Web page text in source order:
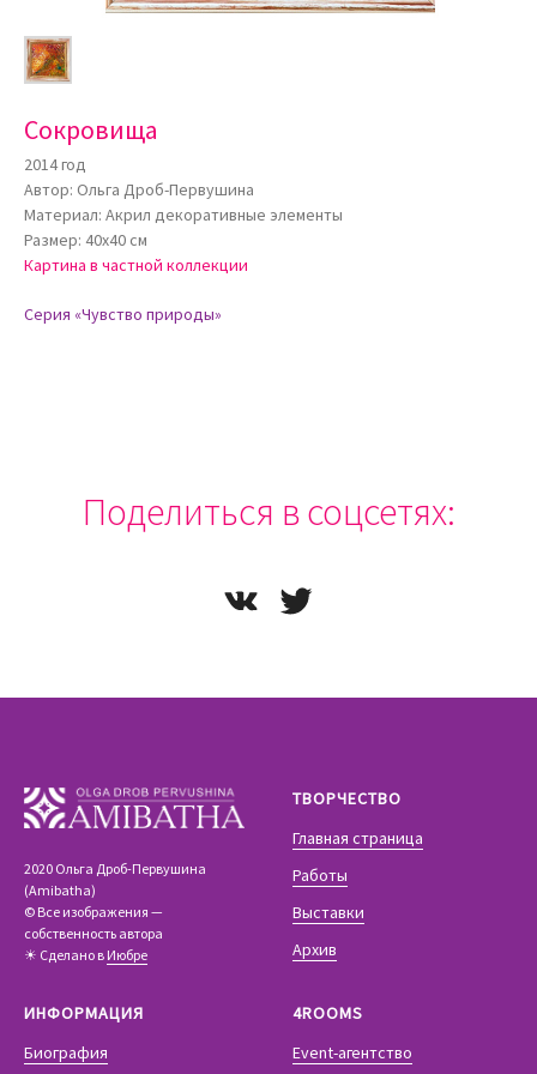
Сокровища
2014 год
Автор: Ольга Дроб-Первушина
Материал: Акрил декоративные элементы
Размер: 40х40 см
Картина в частной коллекции
Серия «Чувство природы»
Поделиться в соцсетях:
2020 Ольга Дроб-Первушина
(Amibatha)
© Все изображения —
собственность автора
☀ Сделано в Июбре
ТВОРЧЕСТВО
Главная страница
Работы
Выставки
Архив
ИНФОРМАЦИЯ
Биография
4ROOMS
Event-агентство